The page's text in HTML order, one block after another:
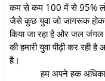
कम से कम 100 में से 95%
जैसे कुछ युवा जो जागरूक होकर
किया जा रहा है और जल जंगल
की हमारी युवा पीढ़ी कर
है।
हम अपने हक